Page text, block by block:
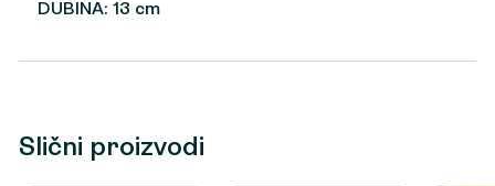
DUBINA: 13 cm
Slični proizvodi